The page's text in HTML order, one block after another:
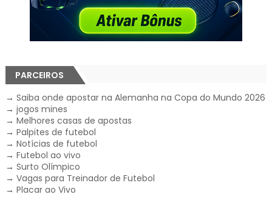
PARCEIROS
→ Saiba onde apostar na Alemanha na Copa do Mundo 2026
→ jogos mines
→ Melhores casas de apostas
→ Palpites de futebol
→ Notícias de futebol
→ Futebol ao vivo
→ Surto Olímpico
→ Vagas para Treinador de Futebol
→ Placar ao Vivo